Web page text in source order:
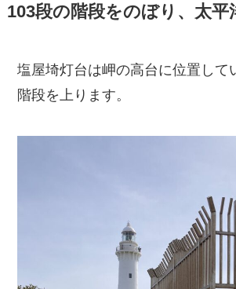
103段の階段をのぼり、太平
塩屋埼灯台は岬の高台に位置して
階段を上ります。